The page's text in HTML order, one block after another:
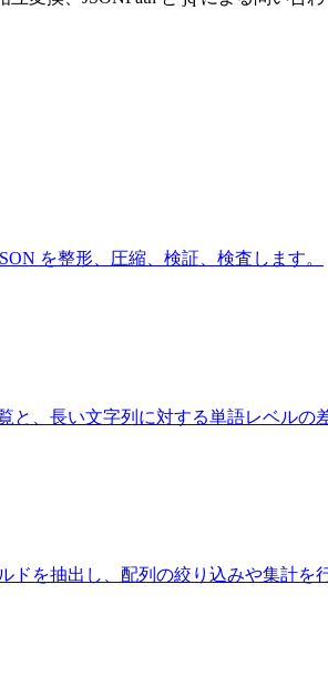
を整形、圧縮、検証、検査します。
と、長い文字列に対する単語レベルの
ドを抽出し、配列の絞り込みや集計を